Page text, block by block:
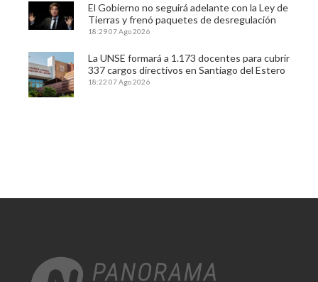
El Gobierno no seguirá adelante con la Ley de
Tierras y frenó paquetes de desregulación
18:2907 Ago 2026
La UNSE formará a 1.173 docentes para cubrir
337 cargos directivos en Santiago del Estero
18:22 07 Ago 2026